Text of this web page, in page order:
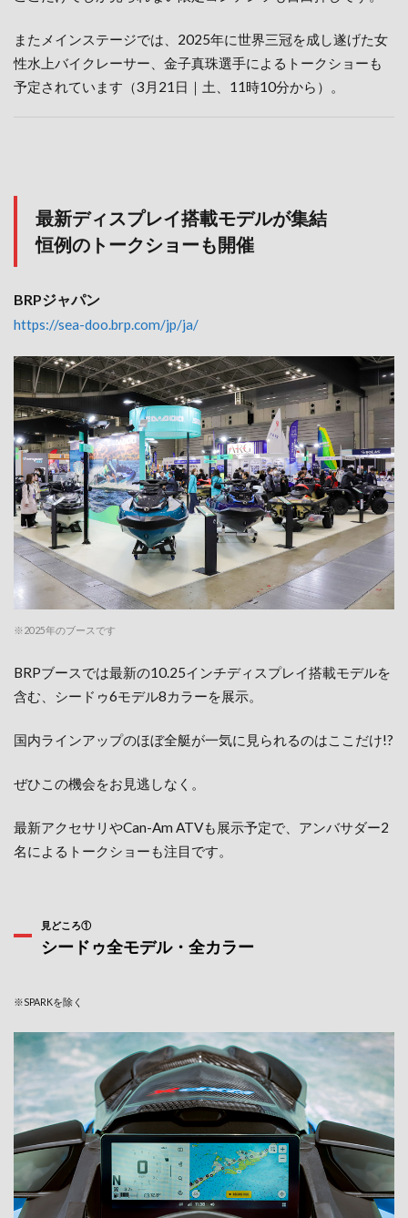
またメインステージでは、2025年に世界三冠を成し遂げた女
性水上バイクレーサー、金子真珠選手によるトークショーも
予定されています（3月21日｜土、11時10分から）。
最新ディスプレイ搭載モデルが集結
恒例のトークショーも開催
BRPジャパン
https://sea-doo.brp.com/jp/ja/
※2025年のブースです
BRPブースでは最新の10.25インチディスプレイ搭載モデルを
含む、シードゥ6モデル8カラーを展示。
国内ラインアップのほぼ全艇が一気に見られるのはここだけ!?
ぜひこの機会をお見逃しなく。
最新アクセサリやCan-Am ATVも展示予定で、アンバサダー2
名によるトークショーも注目です。
見どころ①
シードゥ全モデル・全カラー
※SPARKを除く